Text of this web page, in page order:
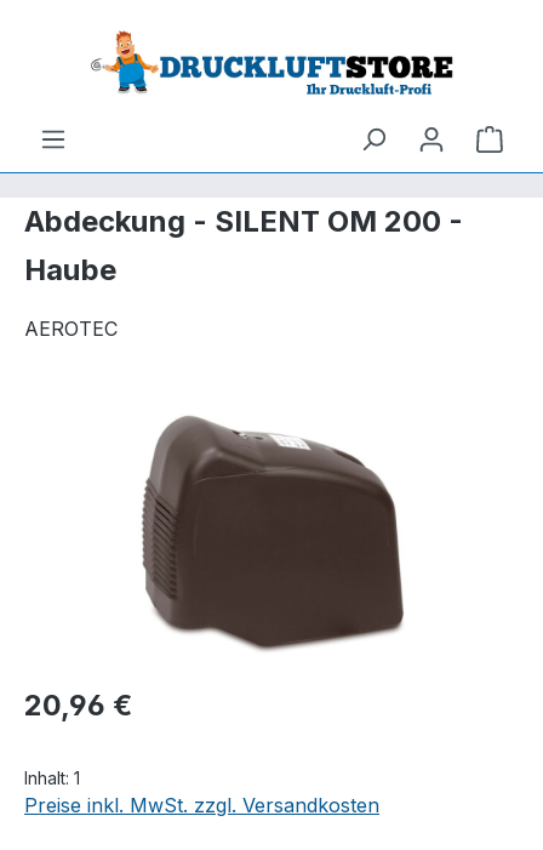
Hauptinhalt springen
Zur Suche springen
Abdeckung - SILENT OM 200 -
Haube
AEROTEC
20,96 €
Inhalt: 1
Preise inkl. MwSt. zzgl. Versandkosten